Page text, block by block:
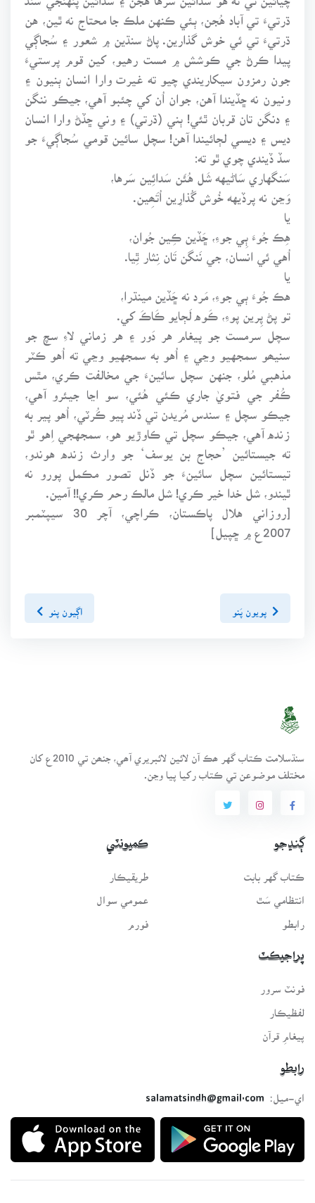
ڌرتيءَ تي آباد هُجن، ٻئي ڪنهن ملڪ جا محتاج نه ٿين، هن
ڌرتيءَ تي ئي خوش گذارين. پاڻ سنڌين ۾ شعور ۽ سُجاڳي
پيدا ڪرڻ جي ڪوشش ۾ مست رهيو، کين قوم پرستيءَ
جون رمزون سيکاريندي چيو ته غيرت وارا انسان ٻنيون ۽
ونيون نه ڇڏيندا آهن، جوان اُن کي چئبو آهي، جيڪو ننگن
۽ دنگن تان قربان ٿئي! ٻني (ڌرتي) ۽ وني ڇڏڻ وارا انسان
ديس ۽ ديسي لڄائيندا آهن! سچل سائين قومي سُجاڳيءَ جو
سڏ ڏيندي چوي ٿو ته:
سَنگهاري سَاڻيهه شَل هُئَن سَدائِين سَرها،
وَڃن نه پرڏيهه خُوش گُذارِين اُتَھِين.
يا
هِڪ جُوءَ ٻِي جوءِ، ڇَڏين ڪِين جُوان،
اُهي ئي انسان، جي نَنگن تَان نِثار ٿِيا.
يا
هڪ جُوءَ ٻي جوءِ، مَرد نه ڇَڏين مينڌرا،
تو پڻ پِرين پوءِ، ڪَوه لَڄايو ڪَاڪَ کي.
سچل سرمست جو پيغام هر دَور ۽ هر زماني لاءِ سچ جو
سنيھو سمجهيو وڃي ۽ اُهو به سمجهيو وڃي ته اُهو ڪٽر
مذهبي مُلو، جنهن سچل سائينءَ جي مخالفت ڪري، مٿس
ڪُفر جي فتويٰ جاري ڪئي هُئي، سو اڃا جيئرو آهي،
جيڪو سچل ۽ سندس مُريدن تي ڏند پيو ڪُرٽي، اُهو پير به
زنده آهي، جيڪو سچل تي ڪاوڙيو هو، سمجهجي اِهو ٿو
ته جيستائين ’حجاج بن يوسف‘ جو وارث زنده هوندو،
تيستائين سچل سائينءَ جو ڏنل تصور مڪمل پورو نه
ٿيندو، شل خدا خير ڪري! شل مالڪ رحم ڪري!! آمين.
اڳيون پنو
سنڌسلامت ڪتاب گهر ھڪ آن لائين لائبريري آھي، جنھن تي 2010ع کان
مختلف موضوعن تي ڪتاب رکيا پيا وڃن.
ڳنڍجو
ڪتاب گهر بابت
انتظامي سَٿ
رابطو
ڪميونٽي
طريقيڪار
عمومي سوال
فورم
پراجيڪٽ
فونٽ سرور
لفظيڪار
پيغامِ قرآن
رابطو
اي-ميل:
salamatsindh@gmail.com